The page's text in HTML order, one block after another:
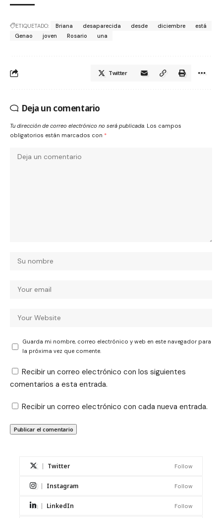
ETIQUETADO: Briana desaparecida desde diciembre
está
Genao
joven Rosario una
Twitter
Deja un comentario
Tu dirección de correo electrónico no será publicada. Los campos
obligatorios están marcados con *
Guarda mi nombre, correo electrónico y web en este navegador para
la próxima vez que comente.
Recibir un correo electrónico con los siguientes
comentarios a esta entrada.
Recibir un correo electrónico con cada nueva entrada.
Twitter Follow
Instagram Follow
LinkedIn Follow